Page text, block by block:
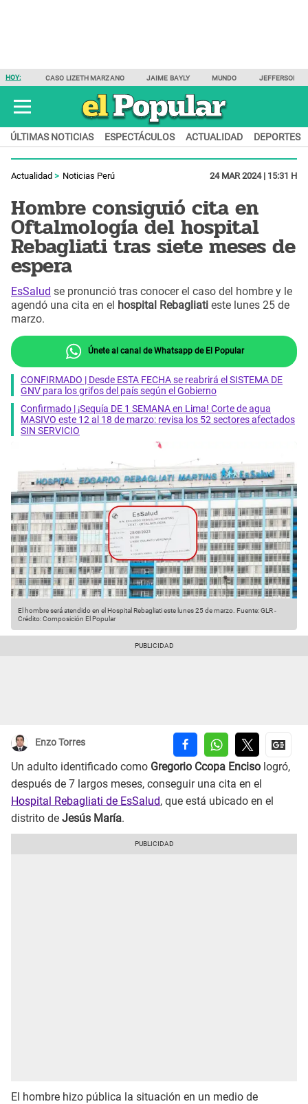
HOY: CASO LIZETH MARZANO JAIME BAYLY MUNDO JEFFERSON
ÚLTIMAS NOTICIAS ESPECTÁCULOS ACTUALIDAD DEPORTES
Actualidad Noticias Perú 24 MAR 2024 | 15:31 H
Hombre consiguió cita en
Oftalmología del hospital
Rebagliati tras siete meses de
espera
EsSalud se pronunció tras conocer el caso del hombre y le
agendó una cita en el hospital Rebagliati este lunes 25 de
marzo.
Únete al canal de Whatsapp de El Popular
CONFIRMADO | Desde ESTA FECHA se reabrirá el SISTEMA DE
GNV para los grifos del país según el Gobierno
Confirmado | ¡Sequía DE 1 SEMANA en Lima! Corte de agua
MASIVO este 12 al 18 de marzo: revisa los 52 sectores afectados
SIN SERVICIO
El hombre será atendido en el Hospital Rebagliati este lunes 25 de marzo. Fuente: GLR-
Crédito: Composición El Popular
Enzo Torres
Un adulto identificado como Gregorio Ccopa Enciso logró,
después de 7 largos meses, conseguir una cita en el
Hospital Rebagliati de EsSalud, que está ubicado en el
distrito de Jesús María.
El hombre hizo pública la situación en un medio de